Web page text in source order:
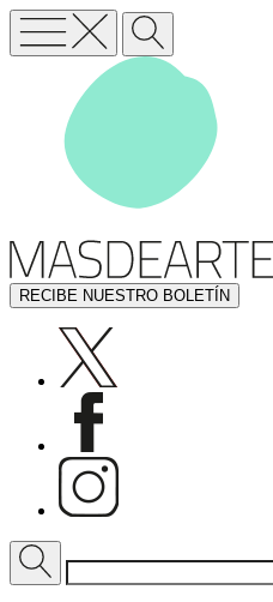
RECIBE NUESTRO BOLETÍN